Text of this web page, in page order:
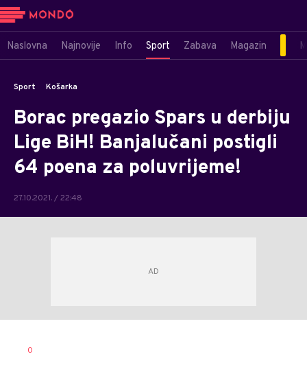
Naslovna Najnovije Info Sport Zabava Magazin
Sport Košarka
Borac pregazio Spars u derbiju
Lige BiH! Banjalučani postigli
64 poena za poluvrijeme!
27.10.2021. / 22:48
AUTOR
0